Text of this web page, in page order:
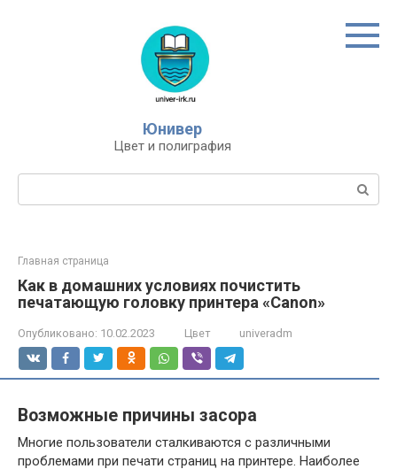
Юнивер
Цвет и полиграфия
Главная страница
Как в домашних условиях почистить
печатающую головку принтера «Canon»
Опубликовано: 10.02.2023 Цвет univeradm
Возможные причины засора
Многие пользователи сталкиваются с различными
проблемами при печати страниц на принтере. Наиболее